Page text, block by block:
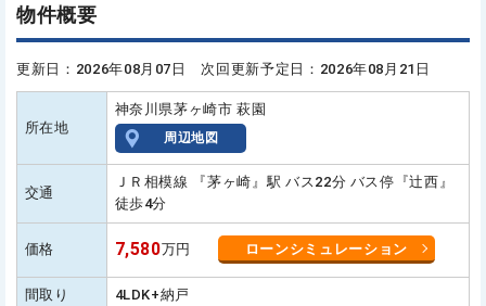
物件概要
更新日：2026年08月07日 次回更新予定日：2026年08月21日
所在地
神奈川県茅ヶ崎市 萩園
周辺地図
交通
ＪＲ相模線 『茅ヶ崎』駅 バス22分 バス停『辻西』
徒歩4分
価格 7,580万円 ローンシミュレーション
間取り 4LDK+納戸